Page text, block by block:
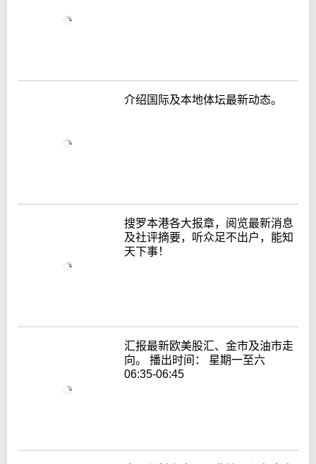
介绍国际及本地体坛最新动态。
搜罗本港各大报章，阅览最新消息
及社评摘要，听众足不出户，能知
天下事！
汇报最新欧美股汇、金市及油市走
向。 播出时间： 星期一至六
06:35-06:45